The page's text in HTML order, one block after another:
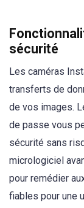
sécurité
Les caméras
transferts de
de vos images.
de passe vous
sécurité sans
micrologiciel
pour remédier
fiables pour une